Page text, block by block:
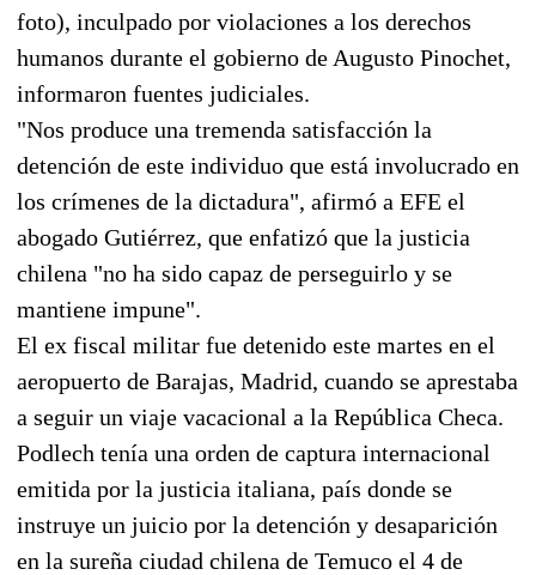
foto), inculpado por violaciones a los derechos
humanos durante el gobierno de Augusto Pinochet,
informaron fuentes judiciales.
"Nos produce una tremenda satisfacción la
detención de este individuo que está involucrado en
los crímenes de la dictadura", afirmó a EFE el
abogado Gutiérrez, que enfatizó que la justicia
chilena "no ha sido capaz de perseguirlo y se
mantiene impune".
El ex fiscal militar fue detenido este martes en el
aeropuerto de Barajas, Madrid, cuando se aprestaba
a seguir un viaje vacacional a la República Checa.
Podlech tenía una orden de captura internacional
emitida por la justicia italiana, país donde se
instruye un juicio por la detención y desaparición
en la sureña ciudad chilena de Temuco el 4 de